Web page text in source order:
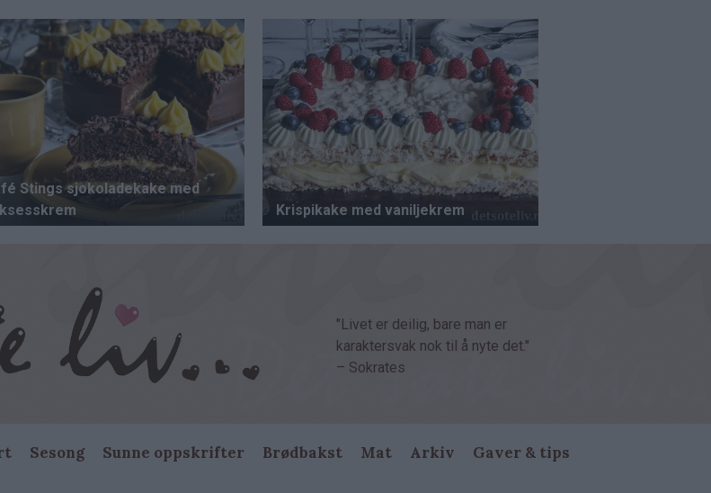
"Livet er deilig, bare man er
karaktersvak nok til å nyte det."
– Sokrates
Sesong Sunne oppskrifter Brødbakst Mat Arkiv Gaver & tips